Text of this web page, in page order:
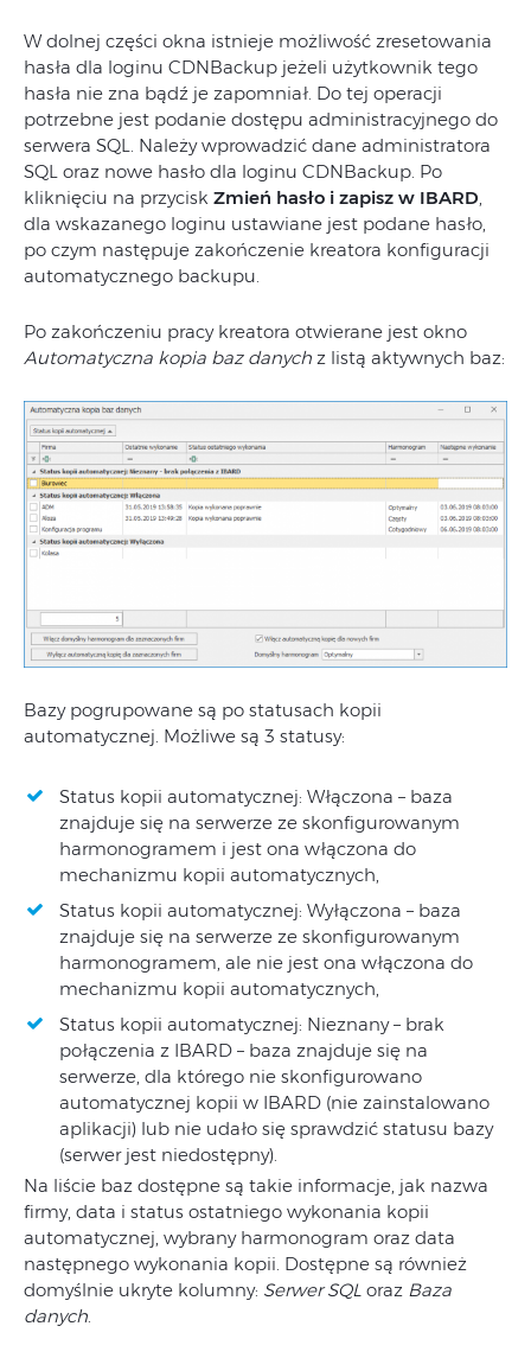
W dolnej części okna istnieje możliwość zresetowania
hasła dla loginu CDNBackup jeżeli użytkownik tego
hasła nie zna bądź je zapomniał. Do tej operacji
potrzebne jest podanie dostępu administracyjnego do
serwera SQL. Należy wprowadzić dane administratora
SQL oraz nowe hasło dla loginu CDNBackup. Po
kliknięciu na przycisk Zmień hasło i zapisz w IBARD,
dla wskazanego loginu ustawiane jest podane hasło,
po czym następuje zakończenie kreatora konfiguracji
automatycznego backupu.
Po zakończeniu pracy kreatora otwierane jest okno
Automatyczna kopia baz danych z listą aktywnych baz:
Bazy pogrupowane są po statusach kopii
automatycznej. Możliwe są 3 statusy:
Status kopii automatycznej: Włączona – baza
znajduje się na serwerze ze skonfigurowanym
harmonogramem i jest ona włączona do
mechanizmu kopii automatycznych,
Status kopii automatycznej: Wyłączona – baza
znajduje się na serwerze ze skonfigurowanym
harmonogramem, ale nie jest ona włączona do
mechanizmu kopii automatycznych,
Status kopii automatycznej: Nieznany – brak
połączenia z IBARD – baza znajduje się na
serwerze, dla którego nie skonfigurowano
automatycznej kopii w IBARD (nie zainstalowano
aplikacji) lub nie udało się sprawdzić statusu bazy
(serwer jest niedostępny).
Na liście baz dostępne są takie informacje, jak nazwa
firmy, data i status ostatniego wykonania kopii
automatycznej, wybrany harmonogram oraz data
następnego wykonania kopii. Dostępne są również
domyślnie ukryte kolumny: Serwer SQL oraz Baza
danych